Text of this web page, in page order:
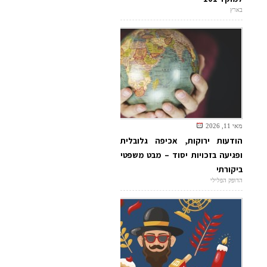
בארץ
מאי 11, 2026
הודעות ירוקות, אכיפה גלובלית
ופגיעה בזכויות יסוד – מבט משפטי
ביקורתי
הדופק הפלילי